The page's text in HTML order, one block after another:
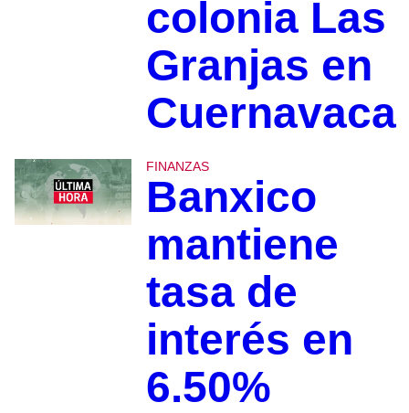
colonia Las
Granjas en
Cuernavaca
FINANZAS
Banxico
mantiene
tasa de
interés en
6.50%